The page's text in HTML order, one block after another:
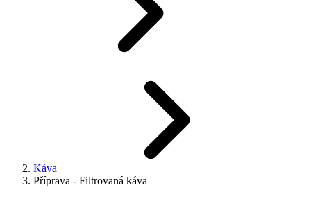
Káva
Příprava - Filtrovaná káva